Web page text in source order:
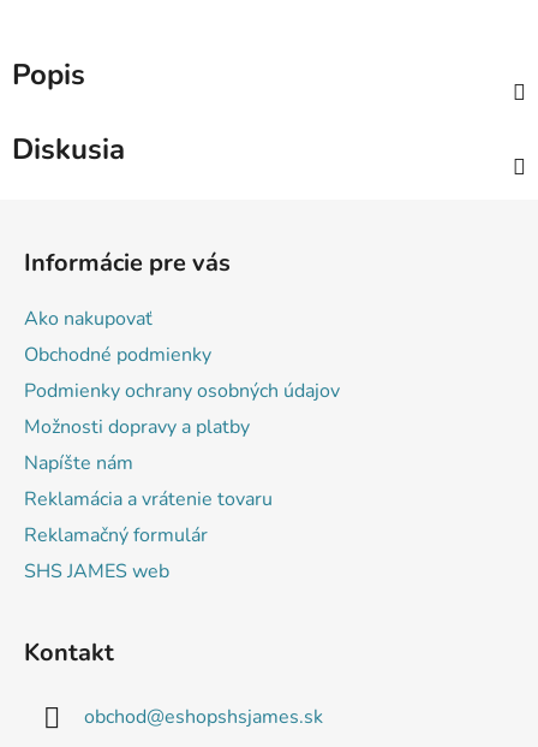
Popis
Diskusia
Informácie pre vás
Ako nakupovať
Obchodné podmienky
Podmienky ochrany osobných údajov
Možnosti dopravy a platby
Napíšte nám
Reklamácia a vrátenie tovaru
Reklamačný formulár
SHS JAMES web
Kontakt
obchod@eshopshsjames.sk